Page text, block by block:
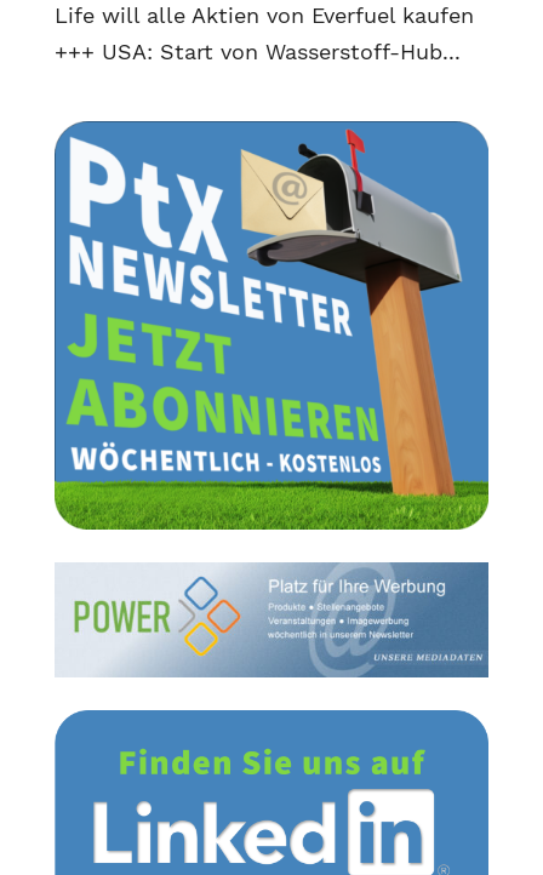
Life will alle Aktien von Everfuel kaufen
+++ USA: Start von Wasserstoff-Hub...